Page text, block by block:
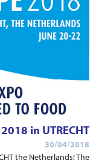
in UTRECHT
30/04/2018
the Netherlands! The